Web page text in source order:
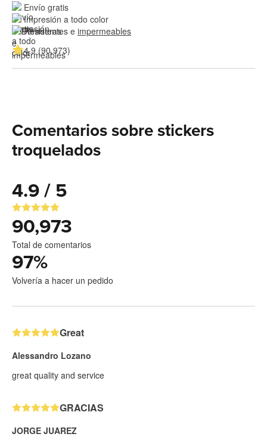
Envío gratis
Impresión a todo color
Resistentes e impermeables
4.9 (90,973)
Comentarios sobre stickers
troquelados
4.9 / 5
90,973
Total de comentarios
97%
Volvería a hacer un pedido
Great
Alessandro Lozano
great quality and service
GRACIAS
JORGE JUAREZ